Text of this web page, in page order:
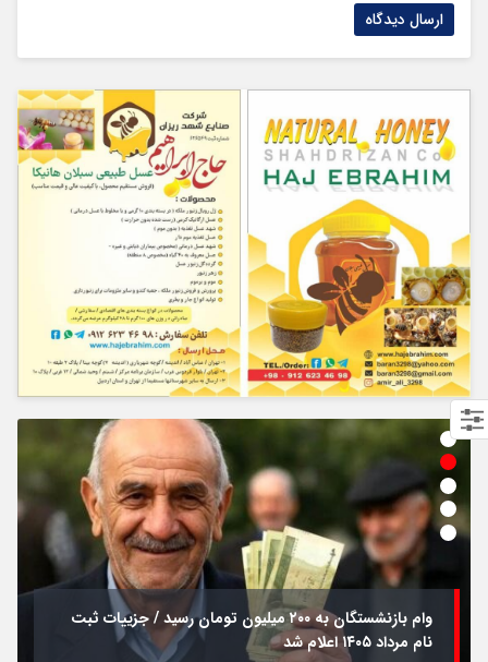
وام بازنشستگان به ۲۰۰ میلیون تومان رسید / جزییات ثبت
نام مرداد ۱۴۰۵ اعلام شد